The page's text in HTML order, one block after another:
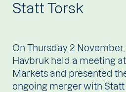
Statt Torsk
On Thursday 2
Havbruk held a meeting
Markets and presented
ongoing merger with Statt